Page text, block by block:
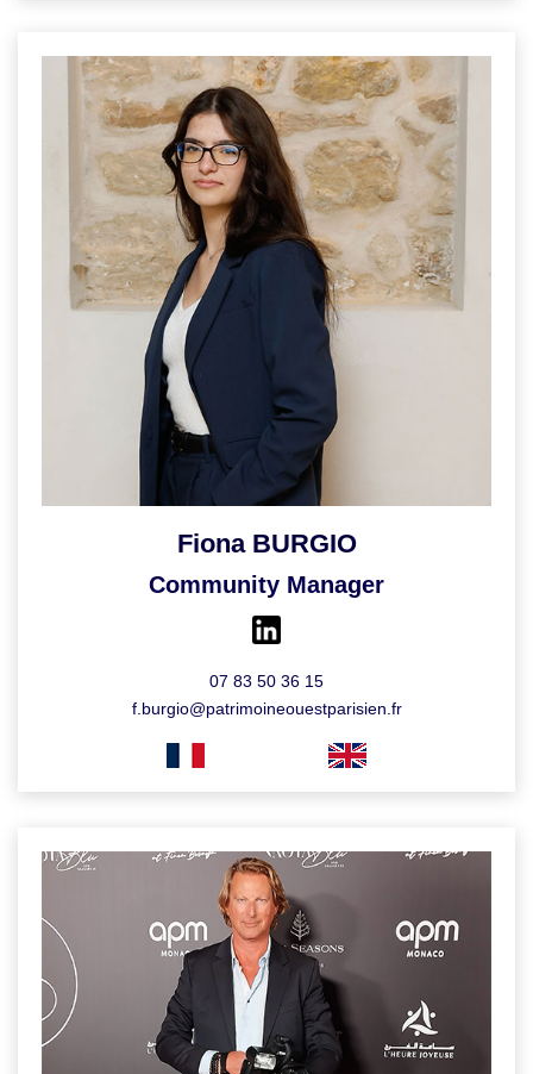
Fiona BURGIO
Community Manager
07 83 50 36 15
f.burgio@patrimoineouestparisien.fr